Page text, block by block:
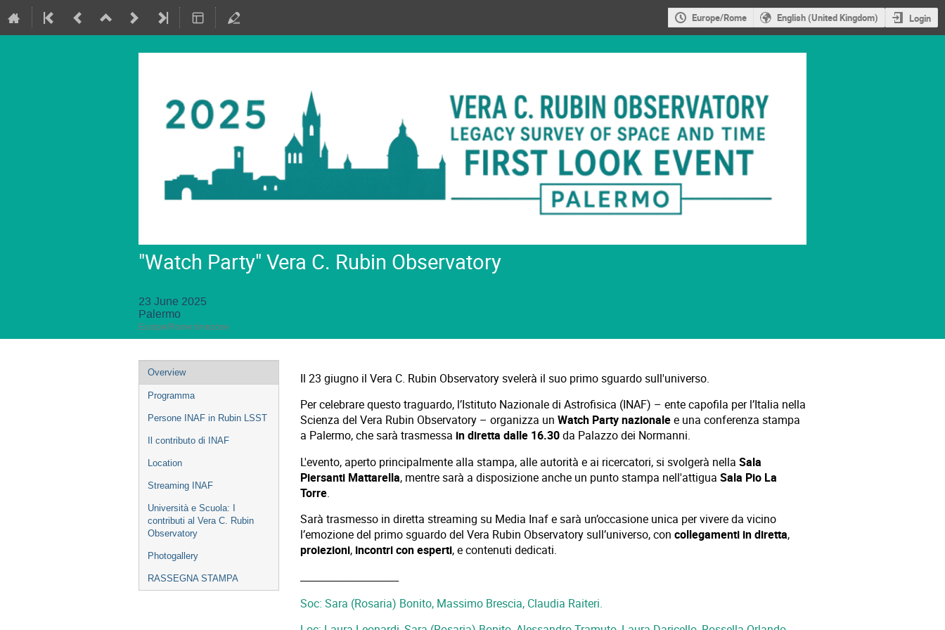
Europe/Rome English (United Kingdom) Login
"Watch Party" Vera C. Rubin Observatory
23 June 2025
Palermo
Europe/Rome timezone
Event
menu
Overview
Programma
Persone INAF in Rubin LSST
Il contributo di INAF
Location
Streaming INAF
Università e Scuola: I
contributi al Vera C. Rubin
Observatory
Photogallery
RASSEGNA STAMPA
Il 23 giugno il Vera C. Rubin Observatory svelerà il suo primo sguardo sull'universo.
Per celebrare questo traguardo, l’Istituto Nazionale di Astrofisica (INAF) – ente capofila per l’Italia nella
Scienza del Vera Rubin Observatory – organizza un Watch Party nazionalee una conferenza stampa
a Palermo, che sarà trasmessa in diretta dalle 16.30da Palazzo dei Normanni.
L'evento, aperto principalmente alla stampa, alle autorità e ai ricercatori, si svolgerà nella Sala
Piersanti Mattarella, mentre sarà a disposizione anche un punto stampa nell'attigua Sala Pio La
Torre.
Sarà trasmesso in diretta streaming su Media Inaf e sarà un’occasione unica per vivere da vicino
l’emozione del primo sguardo del Vera Rubin Observatory sull’universo, con collegamenti in diretta,
proiezioni, incontri con esperti, e contenuti dedicati.
Soc: Sara (Rosaria) Bonito, Massimo Brescia, Claudia Raiteri.